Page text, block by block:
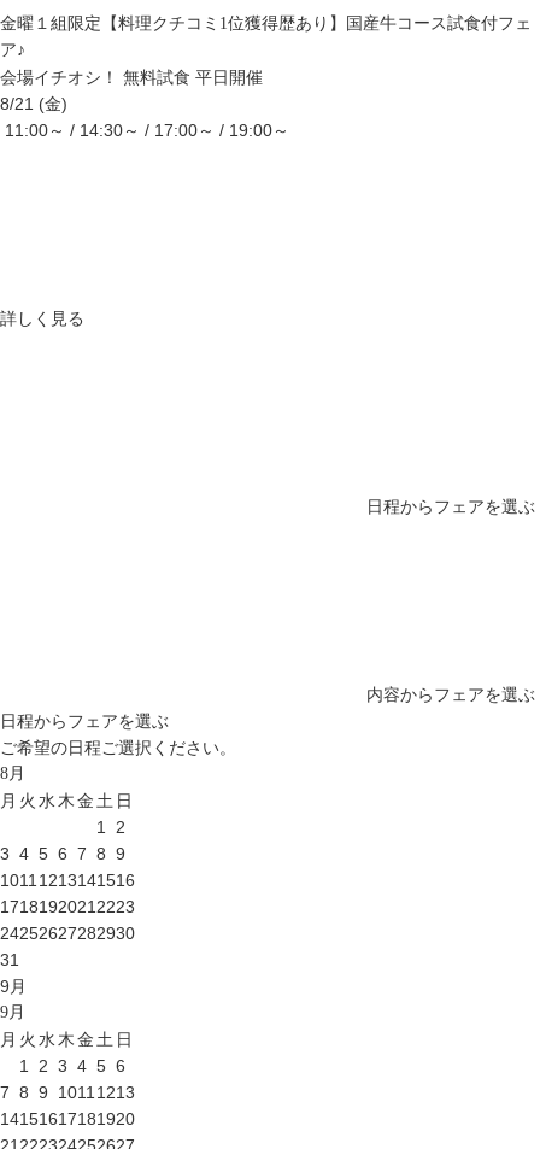
金曜１組限定【料理クチコミ1位獲得歴あり】国産牛コース試食付フェ
ア♪
会場イチオシ！ 無料試食 平日開催
8/21 (金)
11:00～ / 14:30～ / 17:00～ / 19:00～
詳しく見る
日程からフェアを選ぶ
内容からフェアを選ぶ
日程からフェアを選ぶ
ご希望の日程ご選択ください。
8 月
月 火 水 木金 土 日
1
2
3 4 5 6 7 8 9
1011 1213141516
1718192021 2223
24252627282930
31
9 月
9 月
月 火 水 木金 土 日
1
2 3 4 5 6
7 8 9 1011 1213
14151617181920